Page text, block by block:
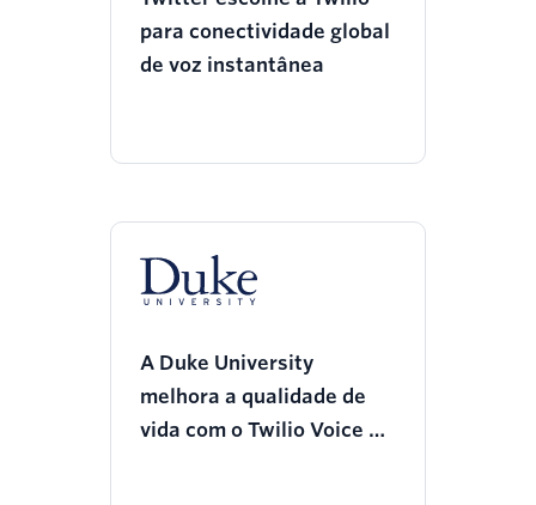
para conectividade global
de voz instantânea
A Duke University
melhora a qualidade de
vida com o Twilio Voice e